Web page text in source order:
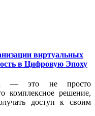
виртуальных
в Цифровую Эпоху
— это не просто
комплексное решение,
доступ к своим